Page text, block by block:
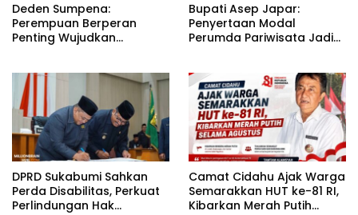
Deden Sumpena:
Perempuan Berperan
Penting Wujudkan
Bupati Asep Japar:
Penyertaan Modal
Perumda Pariwisata Jadi
DPRD Sukabumi Sahkan
Perda Disabilitas, Perkuat
Perlindungan Hak
Camat Cidahu Ajak Warga
Semarakkan HUT ke-81 RI,
Kibarkan Merah Putih